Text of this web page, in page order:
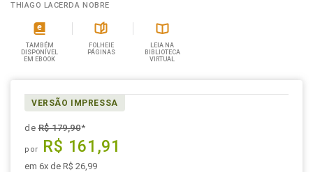
THIAGO LACERDA NOBRE
TAMBÉM
DISPONÍVEL
EM EBOOK
FOLHEIE
PÁGINAS
LEIA NA
BIBLIOTECA
VIRTUAL
VERSÃO IMPRESSA
deR$ 179,90*
por R$ 161,91
em 6x de R$ 26,99